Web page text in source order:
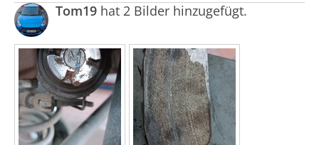
Tom19 hat 2 Bilder hinzugefügt.